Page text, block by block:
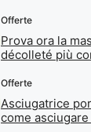
Offerte
Prova ora la
décolleté più
Offerte
Asciugatrice
come